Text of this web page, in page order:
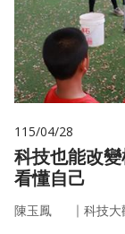
115/04/28
科技也能改
看懂自己
陳玉鳳 ｜ 科技大